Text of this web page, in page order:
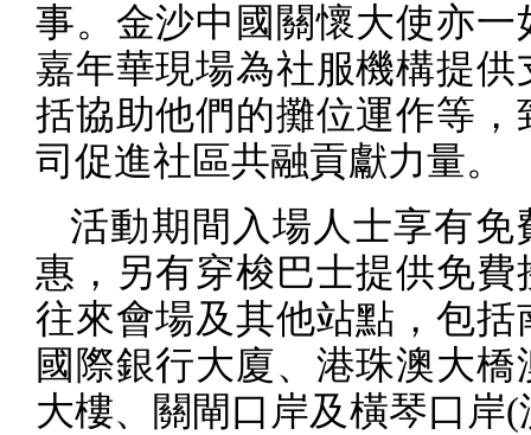
事。金沙中國關懷大使亦一
嘉年華現場為社服機構提供
括協助他們的攤位運作等，
司促進社區共融貢獻力量。
活動期間入場人士享有免
惠，另有穿梭巴士提供免費
往來會場及其他站點，包括
國際銀行大廈、港珠澳大橋
大樓、關閘口岸及橫琴口岸(